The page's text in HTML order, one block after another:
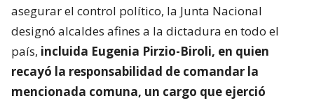
asegurar el control político, la Junta Nacional
designó alcaldes afines a la dictadura en todo el
país, incluida Eugenia Pirzio-Biroli, en quien
recayó la responsabilidad de comandar la
mencionada comuna, un cargo que ejerció